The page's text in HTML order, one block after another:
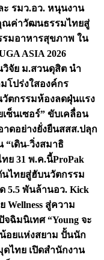
ะ รมว.อว. หนุนงาน
ณค่าวัฒนธรรมไทยสู่
มอาหารสุขภาพ ใน
ASIA 2026
จัย ม.สวนดุสิต นำ
โปร่งใสองค์กร
ตกรรมห้องลดฝุ่นแรง
ซ็นเซอร์” ขับเคลื่อน
ดอย่างยั่งยืนสสส.ปลุก
“เดิน-วิ่งสมาธิ
ย 31 พ.ค.นี้ProPak
นไทยสู่ฮับนวัตกรรม
5.5 พันล้านอว. Kick
Wellness สู่ความ
ฉิมนิเทศ “Young จะ
อยแห่งสยาม ปั้นนัก
ไทย เปิดสำนักงาน